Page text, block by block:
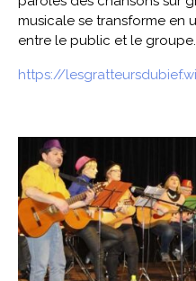
musicale se transforme en
entre le public et le groupe.
https://